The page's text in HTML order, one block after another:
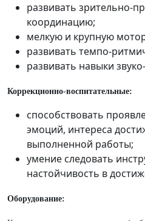
развивать зрительно-
координацию;
мелкую и крупную
развивать темпо-
развивать навыки
Коррекционно-воспитательные:
способствовать
эмоций, интереса
выполненной работы;
умение следовать
настойчивость в
Оборудование: